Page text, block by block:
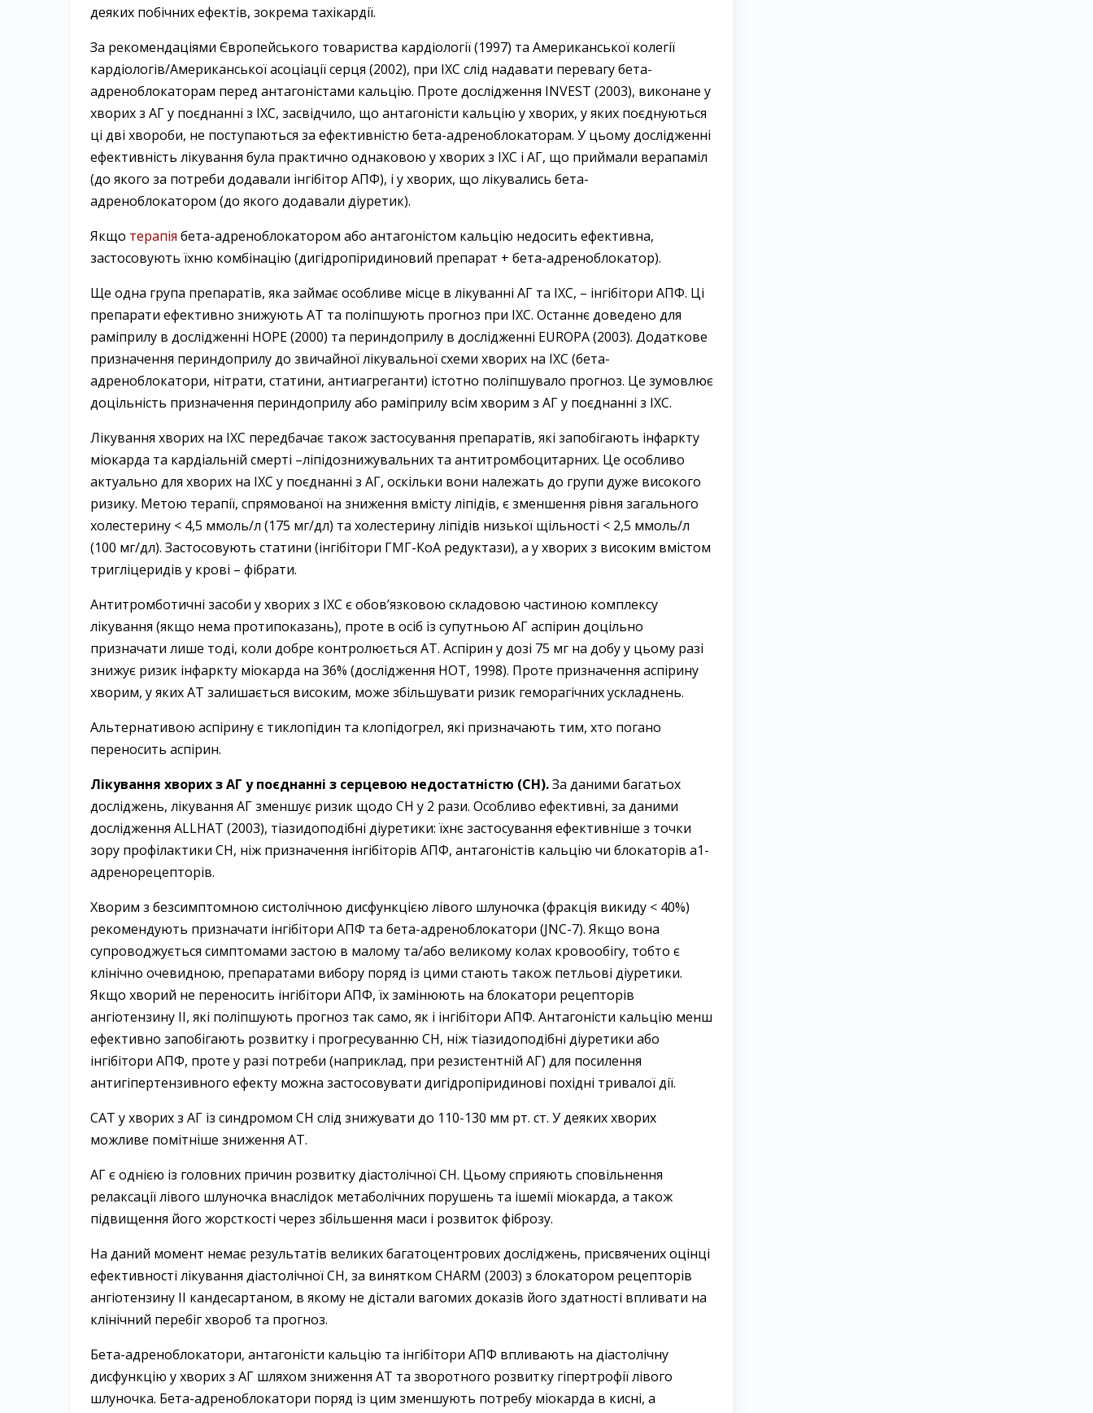
деяких побічних ефектів, зокрема тахікардії.
За рекомендаціями Європейського товариства кардіології (1997) та Американської колегії
кардіологів/Американської асоціації серця (2002), при ІХС слід надавати перевагу бета-
адреноблокаторам перед антагоністами кальцію. Проте дослідження INVEST (2003), виконане у
хворих з АГ у поєднанні з ІХС, засвідчило, що антагоністи кальцію у хворих, у яких поєднуються
ці дві хвороби, не поступаються за ефективністю бета-адреноблокаторам. У цьому дослідженні
ефективність лікування була практично однаковою у хворих з ІХС і АГ, що приймали верапаміл
(до якого за потреби додавали інгібітор АПФ), і у хворих, що лікувались бета-
адреноблокатором (до якого додавали діуретик).
Якщо терапія бета-адреноблокатором або антагоністом кальцію недосить ефективна,
застосовують їхню комбінацію (дигідропіридиновий препарат + бета-адреноблокатор).
Ще одна група препаратів, яка займає особливе місце в лікуванні АГ та ІХС, – інгібітори АПФ. Ці
препарати ефективно знижують AT та поліпшують прогноз при ІХС. Останнє доведено для
раміприлу в дослідженні HOPE (2000) та периндоприлу в дослідженні EUROPA (2003). Додаткове
призначення периндоприлу до звичайної лікувальної схеми хворих на ІХС (бета-
адреноблокатори, нітрати, статини, антиагреганти) істотно поліпшувало прогноз. Це зумовлює
доцільність призначення периндоприлу або раміприлу всім хворим з АГ у поєднанні з ІХС.
Лікування хворих на ІХС передбачає також застосування препаратів, які запобігають інфаркту
міокарда та кардіальній смерті –ліпідознижувальних та антитромбоцитарних. Це особливо
актуально для хворих на ІХС у поєднанні з АГ, оскільки вони належать до групи дуже високого
ризику. Метою терапії, спрямованої на зниження вмісту ліпідів, є зменшення рівня загального
холестерину < 4,5 ммоль/л (175 мг/дл) та холестерину ліпідів низької щільності < 2,5 ммоль/л
(100 мг/дл). Застосовують статини (інгібітори ГМГ-КоА редуктази), а у хворих з високим вмістом
тригліцеридів у крові – фібрати.
Антитромботичні засоби у хворих з ІХС є обов’язковою складовою частиною комплексу
лікування (якщо нема протипоказань), проте в осіб із супутньою АГ аспірин доцільно
призначати лише тоді, коли добре контролюється AT. Аспірин у дозі 75 мг на добу у цьому разі
знижує ризик інфаркту міокарда на 36% (дослідження НОТ, 1998). Проте призначення аспірину
хворим, у яких AT залишається високим, може збільшувати ризик геморагічних ускладнень.
Альтернативою аспірину є тиклопідин та клопідогрел, які призначають тим, хто погано
переносить аспірин.
Лікування хворих з АГ у поєднанні з серцевою недостатністю (СН).За даними багатьох
досліджень, лікування АГ зменшує ризик щодо СН у 2 рази. Особливо ефективні, за даними
дослідження ALLHAT (2003), тіазидоподібні діуретики: їхнє застосування ефективніше з точки
зору профілактики СН, ніж призначення інгібіторів АПФ, антагоністів кальцію чи блокаторів a1-
адренорецепторів.
Хворим з безсимптомною систолічною дисфункцією лівого шлуночка (фракція викиду < 40%)
рекомендують призначати інгібітори АПФ та бета-адреноблокатори (JNC-7). Якщо вона
супроводжується симптомами застою в малому та/або великому колах кровообігу, тобто є
клінічно очевидною, препаратами вибору поряд із цими стають також петльові діуретики.
Якщо хворий не переносить інгібітори АПФ, їх замінюють на блокатори рецепторів
ангіотензину II, які поліпшують прогноз так само, як і інгібітори АПФ. Антагоністи кальцію менш
ефективно запобігають розвитку і прогресуванню СН, ніж тіазидоподібні діуретики або
інгібітори АПФ, проте у разі потреби (наприклад, при резистентній АГ) для посилення
антигіпертензивного ефекту можна застосовувати дигідропіридинові похідні тривалої дії.
CAT у хворих з АГ із синдромом СН слід знижувати до 110-130 мм рт. ст. У деяких хворих
можливе помітніше зниження AT.
АГ є однією із головних причин розвитку діастолічної СН. Цьому сприяють сповільнення
релаксації лівого шлуночка внаслідок метаболічних порушень та ішемії міокарда, а також
підвищення його жорсткості через збільшення маси і розвиток фіброзу.
На даний момент немає результатів великих багатоцентрових досліджень, присвячених оцінці
ефективності лікування діастолічної СН, за винятком CHARM (2003) з блокатором рецепторів
ангіотензину ІІ кандесартаном, в якому не дістали вагомих доказів його здатності впливати на
клінічний перебіг хвороб та прогноз.
Бета-адреноблокатори, антагоністи кальцію та інгібітори АПФ впливають на діастолічну
дисфункцію у хворих з АГ шляхом зниження AT та зворотного розвитку гіпертрофії лівого
шлуночка. Бета-адреноблокатори поряд із цим зменшують потребу міокарда в кисні, а